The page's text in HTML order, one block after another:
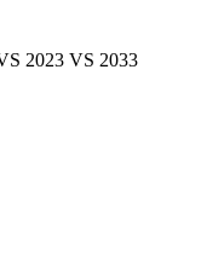
2023 VS 2033